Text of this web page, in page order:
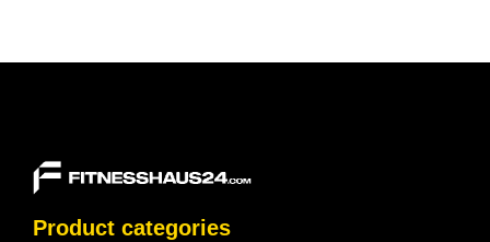
Product categories